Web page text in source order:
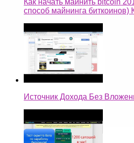
Как начать майнить bitcoin
способ майнинга биткоинов)
Источник Дохода Без